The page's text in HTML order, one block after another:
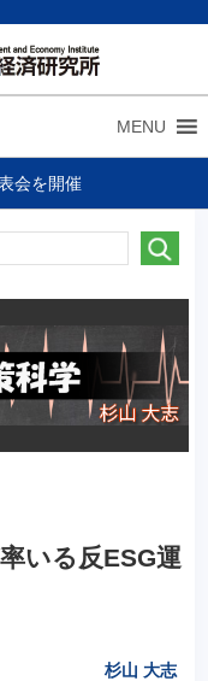
MENU
会を開催
いる反ESG運
杉山 大志